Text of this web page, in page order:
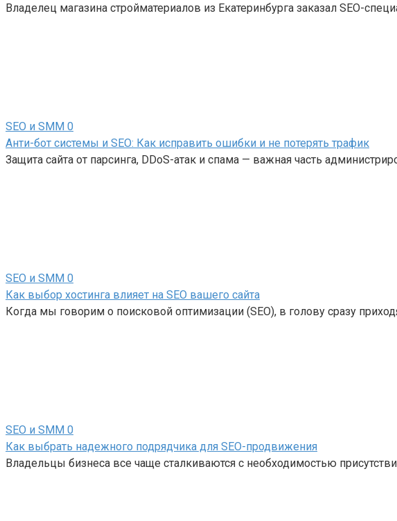
Владелец магазина стройматериалов из Екатеринбурга заказал SEO-
SEO и SMM 0
Анти-бот системы и SEO: Как исправить ошибки и не потерять трафик
Защита сайта от парсинга, DDoS-атак и спама — важная часть
SEO и SMM 0
Как выбор хостинга влияет на SEO вашего сайта
Когда мы говорим о поисковой оптимизации (SEO), в голову сразу
SEO и SMM 0
Как выбрать надежного подрядчика для SEO-продвижения
Владельцы бизнеса все чаще сталкиваются с необходимостью